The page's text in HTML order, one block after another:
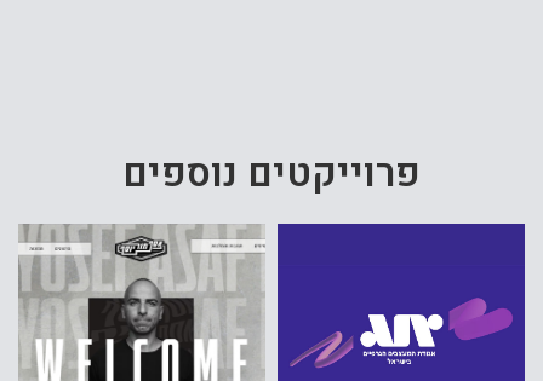
פרוייקטים נוספים